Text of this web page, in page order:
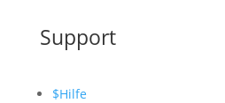
Support
$Hilfe